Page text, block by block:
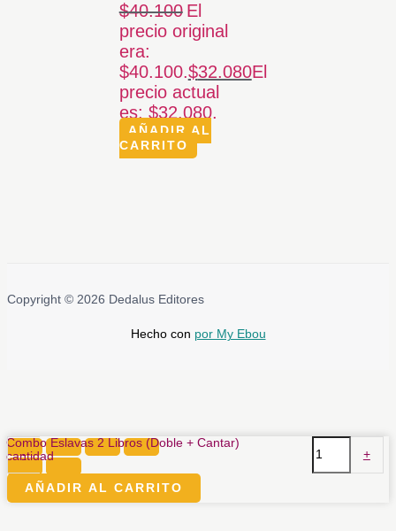
$40.100 El
precio original
era:
$40.100.$32.080El
precio actual
es: $32.080.
AÑADIR AL
CARRITO
Copyright © 2026 Dedalus Editores
Hecho con por My Ebou
-
Combo Eslavas 2 Libros (Doble + Cantar)
cantidad
+
AÑADIR AL CARRITO